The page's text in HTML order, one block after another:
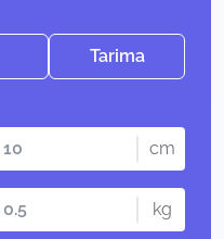
Tarima
cm
kg